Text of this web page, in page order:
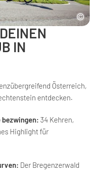
IN
Österreich,
entdecken.
34 Kehren,
Highlight für
Der Bregenzerwald